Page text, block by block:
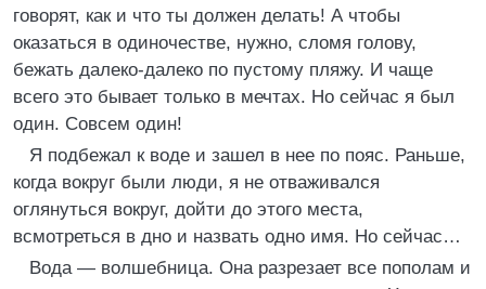
говорят, как и что ты должен делать! А чтобы
оказаться в одиночестве, нужно, сломя голову,
бежать далеко-далеко по пустому пляжу. И чаще
всего это бывает только в мечтах. Но сейчас я был
один. Совсем один!
Я подбежал к воде и зашел в нее по пояс. Раньше,
когда вокруг были люди, я не отваживался
оглянуться вокруг, дойти до этого места,
всмотреться в дно и назвать одно имя. Но сейчас…
Вода — волшебница. Она разрезает все пополам и